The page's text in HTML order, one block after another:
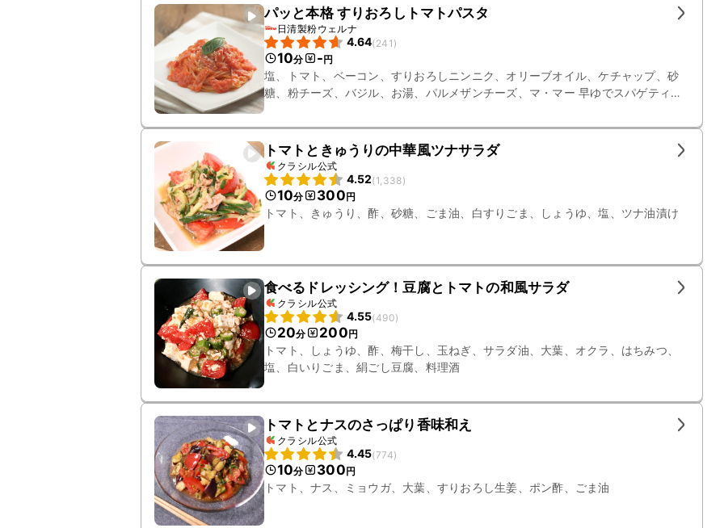
パッと本格 すりおろしトマトパスタ
日清製粉ウェルナ
4.64(241 )
10分 -円
塩、トマト、ベーコン、すりおろしニンニク、オリーブオイル、ケチャップ、砂
糖、粉チーズ、バジル、お湯、パルメザンチーズ、マ・マー 早ゆでスパゲティ
トマトときゅうりの中華風ツナサラダ
クラシル公式
4.52(1,338)
10分 300円
トマト、きゅうり、酢、砂糖、ごま油、白すりごま、しょうゆ、塩、ツナ油漬け
食べるドレッシング！豆腐とトマトの和風サラダ
クラシル公式
4.55(490)
20分 200円
トマト、しょうゆ、酢、梅干し、玉ねぎ、サラダ油、大葉、オクラ、はちみつ、
塩、白いりごま、絹ごし豆腐、料理酒
トマトとナスのさっぱり香味和え
クラシル公式
4.45(774)
10分 300円
トマト、ナス、ミョウガ、大葉、すりおろし生姜、ポン酢、ごま油